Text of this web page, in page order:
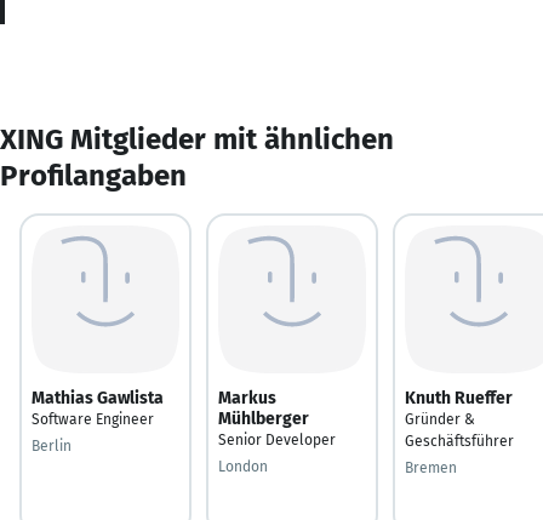
XING Mitglieder mit ähnlichen
Profilangaben
Mathias Gawlista
Software Engineer
Berlin
Markus
Mühlberger
Senior Developer
London
Knuth Rueffer
Gründer &
Geschäftsführer
Bremen